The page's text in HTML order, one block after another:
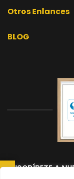
Otros Enlances
BLOG
SUSCRÍBETE A